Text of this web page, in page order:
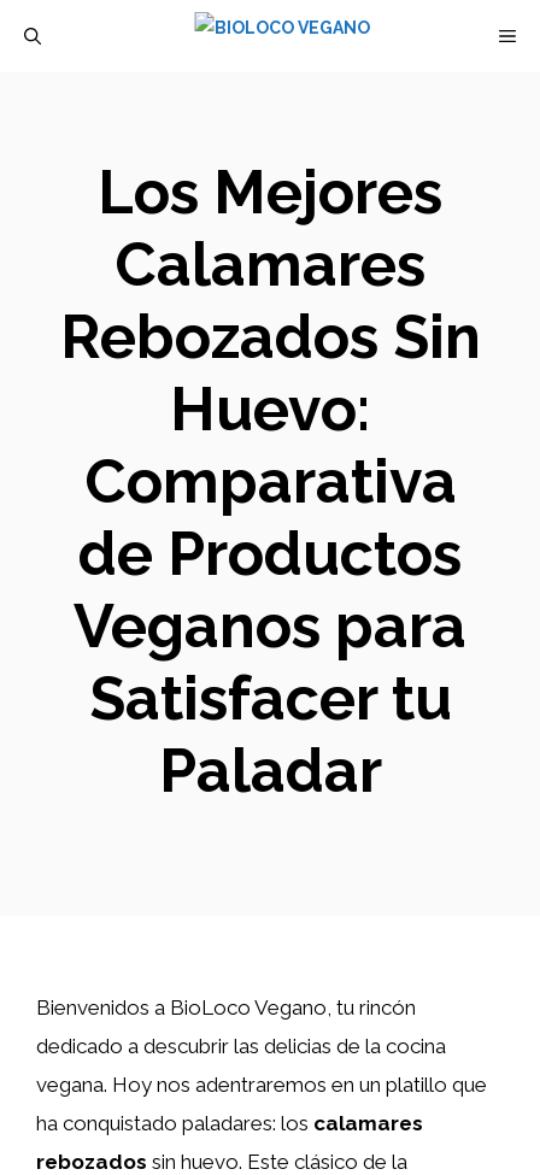
Los Mejores
Calamares
Rebozados Sin
Huevo:
Comparativa
de Productos
Veganos para
Satisfacer tu
Paladar
Bienvenidos a BioLoco Vegano, tu rincón
dedicado a descubrir las delicias de la cocina
vegana. Hoy nos adentraremos en un platillo que
ha conquistado paladares: los calamares
rebozados sin huevo. Este clásico de la